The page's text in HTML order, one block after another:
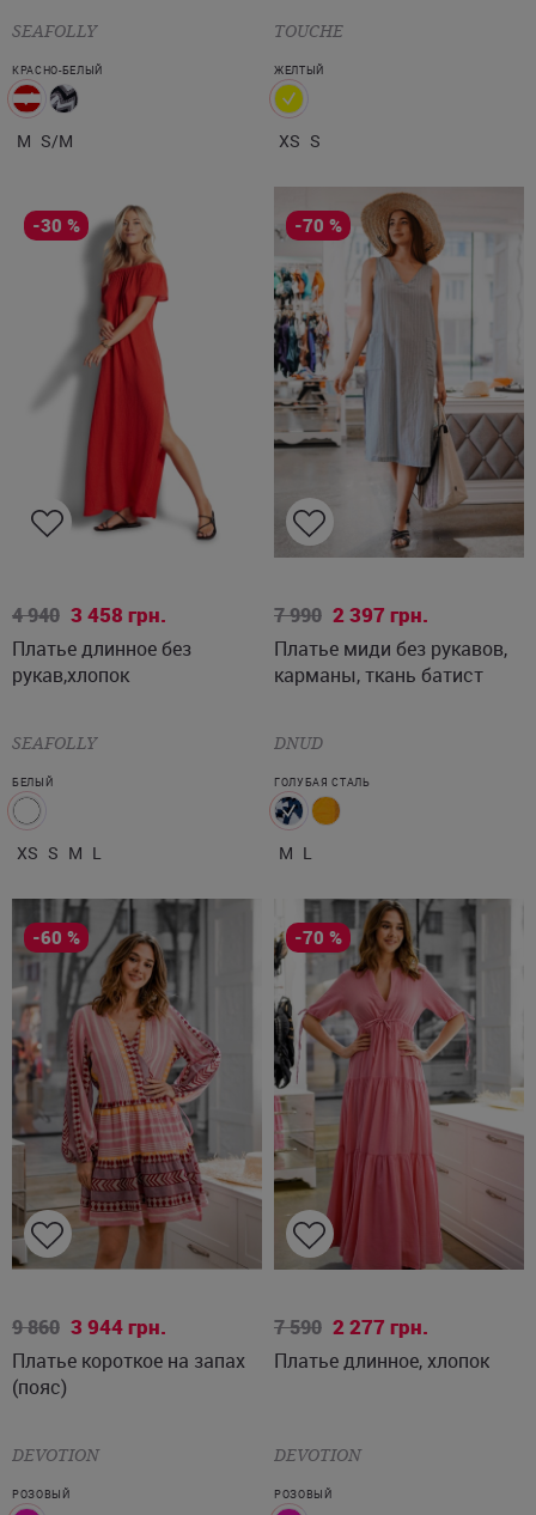
SEAFOLLY
КРАСНО-БЕЛЫЙ
M S/M
TOUCHE
ЖЕЛТЫЙ
XS S
-30 %
4 940 3 458 грн.
Платье длинное без
рукав,хлопок
SEAFOLLY
БЕЛЫЙ
XS S M L
-70 %
7 990 2 397 грн.
Платье миди без рукавов,
карманы, ткань батист
DNUD
ГОЛУБАЯ СТАЛЬ
M L
-60 %
9 860 3 944грн.
Платье короткое на запах
(пояс)
DEVOTION
РОЗОВЫЙ
-70 %
7 590 2 277 грн.
Платье длинное, хлопок
DEVOTION
РОЗОВЫЙ